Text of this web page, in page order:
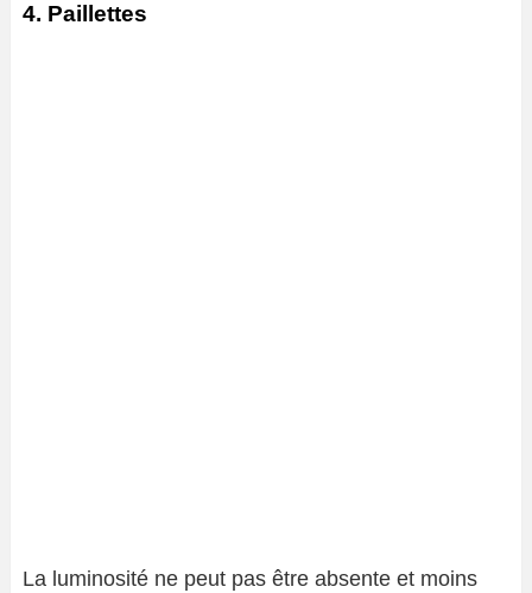
4. Paillettes
La luminosité ne peut pas être absente et moins